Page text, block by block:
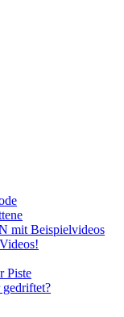
mit Beispielvideos
Piste
gedriftet?